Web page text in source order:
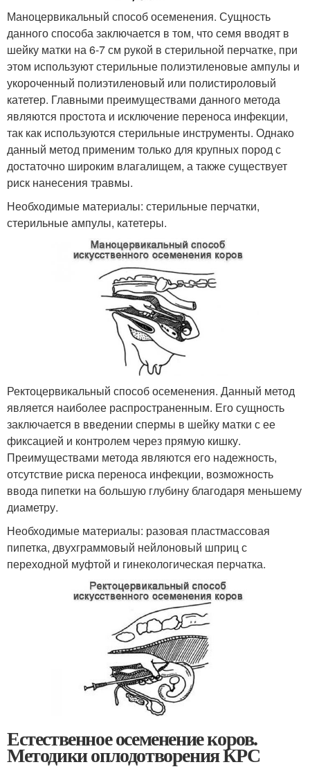
Маноцервикальный способ осеменения. Сущность
данного способа заключается в том, что семя вводят в
шейку матки на 6-7 см рукой в стерильной перчатке, при
этом используют стерильные полиэтиленовые ампулы и
укороченный полиэтиленовый или полистироловый
катетер. Главными преимуществами данного метода
являются простота и исключение переноса инфекции,
так как используются стерильные инструменты. Однако
данный метод применим только для крупных пород с
достаточно широким влагалищем, а также существует
риск нанесения травмы.
Необходимые материалы: стерильные перчатки,
стерильные ампулы, катетеры.
Ректоцервикальный способ осеменения. Данный метод
является наиболее распространенным. Его сущность
заключается в введении спермы в шейку матки с ее
фиксацией и контролем через прямую кишку.
Преимуществами метода являются его надежность,
отсутствие риска переноса инфекции, возможность
ввода пипетки на большую глубину благодаря меньшему
диаметру.
Необходимые материалы: разовая пластмассовая
пипетка, двухграммовый нейлоновый шприц с
переходной муфтой и гинекологическая перчатка.
Естественное осеменение коров.
Методики оплодотворения КРС